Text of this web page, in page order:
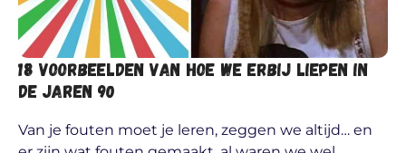
18 voorbeelden van hoe we erbij liepen in
de jaren 90
Van je fouten moet je leren, zeggen we altijd… en